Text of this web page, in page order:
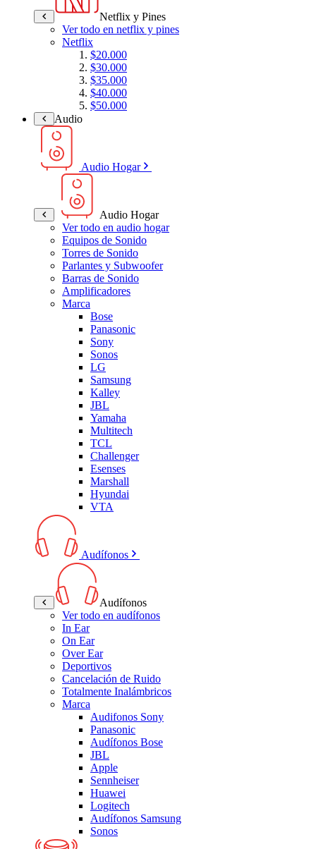
Netflix y Pines
Ver todo en netflix y pines
Netflix
$20.000
$30.000
$35.000
$40.000
$50.000
Audio
Audio Hogar
Audio Hogar
Ver todo en audio hogar
Equipos de Sonido
Torres de Sonido
Parlantes y Subwoofer
Barras de Sonido
Amplificadores
Marca
Bose
Panasonic
Sony
Sonos
LG
Samsung
Kalley
JBL
Yamaha
Multitech
TCL
Challenger
Esenses
Marshall
Hyundai
VTA
Audífonos
Audífonos
Ver todo en audífonos
In Ear
On Ear
Over Ear
Deportivos
Cancelación de Ruido
Totalmente Inalámbricos
Marca
Audifonos Sony
Panasonic
Audífonos Bose
JBL
Apple
Sennheiser
Huawei
Logitech
Audífonos Samsung
Sonos